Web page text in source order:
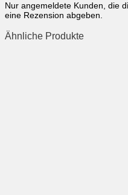
Nur angemeldete Kunden, die
eine Rezension abgeben.
Ähnliche Produkte